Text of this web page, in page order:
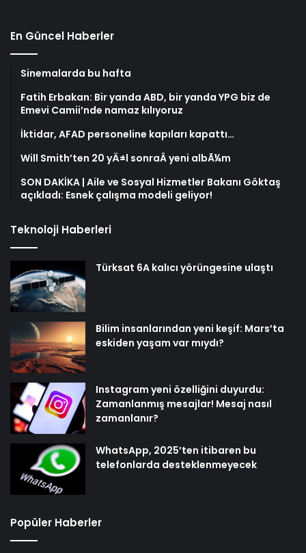
En Güncel Haberler
Sinemalarda bu hafta
Fatih Erbakan: Bir yanda ABD, bir yanda YPG biz de
Emevi Camii’nde namaz kılıyoruz
İktidar, AFAD personeline kapıları kapattı…
Will Smith’ten 20 yÄ±l sonraÂ yeni albÃ¼m
SON DAKİKA | Aile ve Sosyal Hizmetler Bakanı Göktaş
açıkladı: Esnek çalışma modeli geliyor!
Teknoloji Haberleri
Türksat 6A kalıcı yörüngesine ulaştı
Bilim insanlarından yeni keşif: Mars’ta
eskiden yaşam var mıydı?
Instagram yeni özelliğini duyurdu:
Zamanlanmış mesajlar! Mesaj nasıl
zamanlanır?
WhatsApp, 2025’ten itibaren bu
telefonlarda desteklenmeyecek
Popüler Haberler